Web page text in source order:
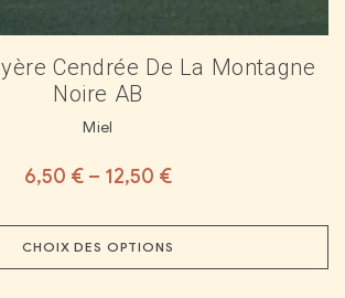
Cendrée De La Montagne
Noire AB
Miel
6,50 € – 12,50 €
CHOIX DES OPTIONS